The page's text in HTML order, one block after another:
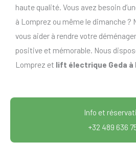
haute qualité. Vous avez besoin
à Lomprez ou même le dimanche ?
vous aider à rendre votre
positive et mémorable. Nous
Lomprez et lift électrique Geda à
Info et
+32 489 636